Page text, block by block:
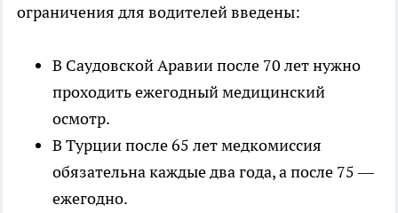
ограничения для водителей введены:
В Саудовской Аравии после 70 лет нужно
проходить ежегодный медицинский
осмотр.
В Турции после 65 лет медкомиссия
обязательна каждые два года, а после 75 —
ежегодно.